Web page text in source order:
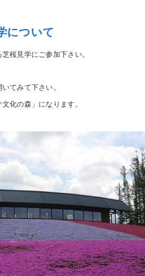
について
桜見学にご参加下さい。
てみて下さい。
化の森」になります。